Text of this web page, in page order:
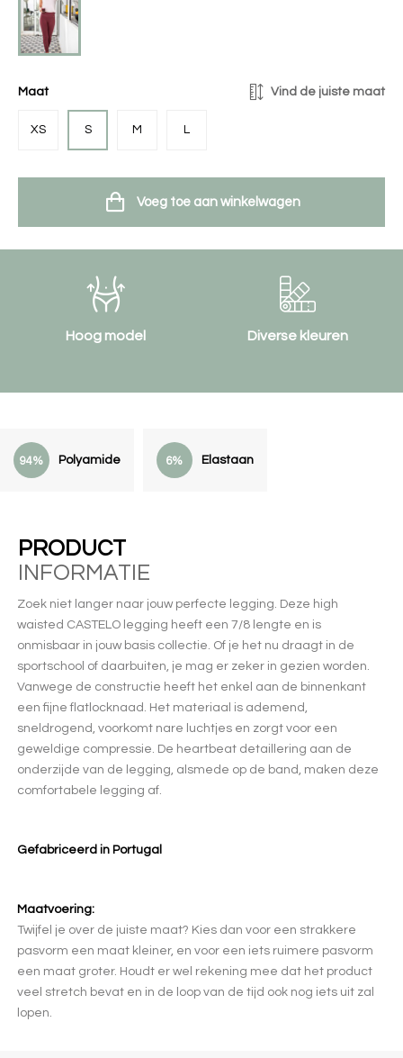
Maat Vind de juiste maat
XS S M L
Voeg toe aan winkelwagen
94% Polyamide 6% Elastaan
PRODUCT
INFORMATIE
Zoek niet langer naar jouw perfecte legging. Deze high
waisted CASTELO legging heeft een 7/8 lengte en is
onmisbaar in jouw basis collectie. Of je het nu draagt in de
sportschool of daarbuiten, je mag er zeker in gezien worden.
Vanwege de constructie heeft het enkel aan de binnenkant
een fijne flatlocknaad. Het materiaal is ademend,
sneldrogend, voorkomt nare luchtjes en zorgt voor een
geweldige compressie. De heartbeat detaillering aan de
onderzijde van de legging, alsmede op de band, maken deze
comfortabele legging af.
Gefabriceerd in Portugal
Maatvoering:
Twijfel je over de juiste maat? Kies dan voor een strakkere
pasvorm een maat kleiner, en voor een iets ruimere pasvorm
een maat groter. Houdt er wel rekening mee dat het product
veel stretch bevat en in de loop van de tijd ook nog iets uit zal
lopen.
Hoog model Diverse kleuren